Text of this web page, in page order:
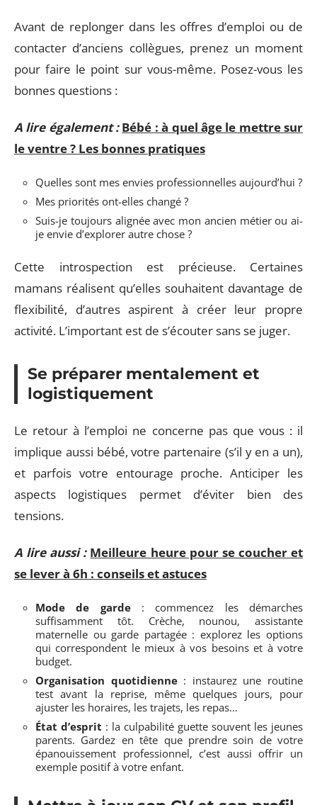
Avant de replonger dans les offres d’emploi ou de
contacter d’anciens collègues, prenez un moment
pour faire le point sur vous-même. Posez-vous les
bonnes questions :
A lire également : Bébé : à quel âge le mettre sur
le ventre ? Les bonnes pratiques
Quelles sont mes envies professionnelles aujourd’hui ?
Mes priorités ont-elles changé ?
Suis-je toujours alignée avec mon ancien métier ou ai-
je envie d’explorer autre chose ?
Cette introspection est précieuse. Certaines
mamans réalisent qu’elles souhaitent davantage de
flexibilité, d’autres aspirent à créer leur propre
activité. L’important est de s’écouter sans se juger.
Se préparer mentalement et
logistiquement
Le retour à l’emploi ne concerne pas que vous : il
implique aussi bébé, votre partenaire (s’il y en a un),
et parfois votre entourage proche. Anticiper les
aspects logistiques permet d’éviter bien des
tensions.
A lire aussi : Meilleure heure pour se coucher et
se lever à 6h : conseils et astuces
Mode de garde: commencez les démarches
suffisamment tôt. Crèche, nounou, assistante
maternelle ou garde partagée : explorez les options
qui correspondent le mieux à vos besoins et à votre
budget.
Organisation quotidienne: instaurez une routine
test avant la reprise, même quelques jours, pour
ajuster les horaires, les trajets, les repas…
État d’esprit : la culpabilité guette souvent les jeunes
parents. Gardez en tête que prendre soin de votre
épanouissement professionnel, c’est aussi offrir un
exemple positif à votre enfant.